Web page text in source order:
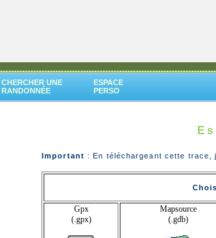
CHERCHER UNE
RANDONNÉE
ESPACE
PERSO
Important : En téléchargeant cette trace,
Gpx
(.gpx)
Mapsource
(.gdb)